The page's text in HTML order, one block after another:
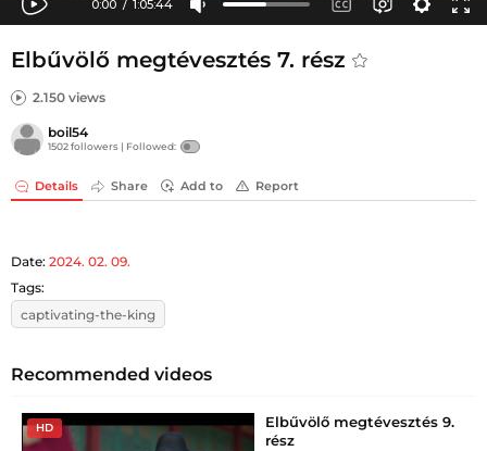
Elbűvölő megtévesztés 7. rész
2.150 views
boil54
1502 followers | Followed:
Details Share Add to Report
Date: 2024. 02. 09.
Tags:
captivating-the-king
Recommended videos
HD
Elbűvölő megtévesztés 9.
rész